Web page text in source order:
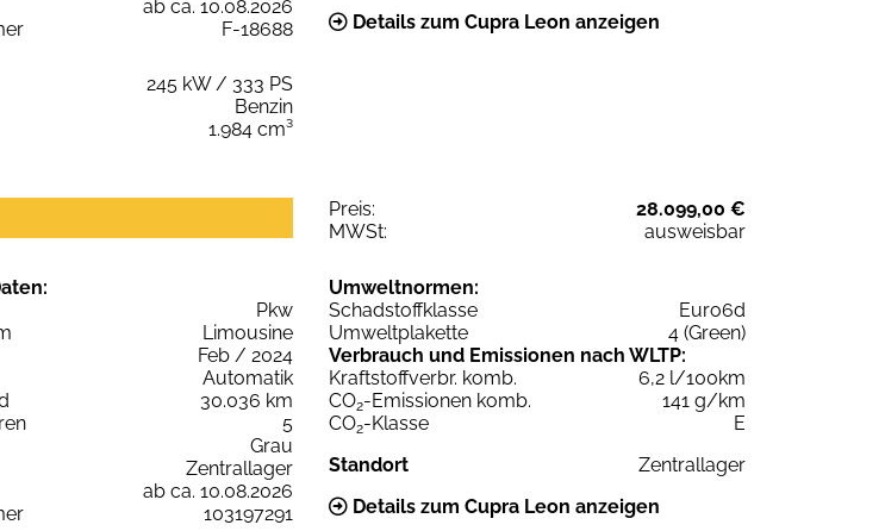
ab ca. 10.08.2026
F-18688
245 kW / 333 PS
Benzin
1.984 cm³
Details zum Cupra Leon anzeigen
Preis:
28.099,00 €
MWSt:
ausweisbar
Pkw
Limousine
Feb / 2024
Automatik
30.036 km
5
Grau
Zentrallager
ab ca. 10.08.2026
103197291
Umweltnormen:
Schadstoffklasse
Euro6d
Umweltplakette
4 (Green)
Verbrauch und Emissionen nach WLTP:
Kraftstoffverbr. komb.
6,2 l/100km
CO2-Emissionen komb.
141 g/km
CO2-Klasse
E
Standort
Zentrallager
Details zum Cupra Leon anzeigen